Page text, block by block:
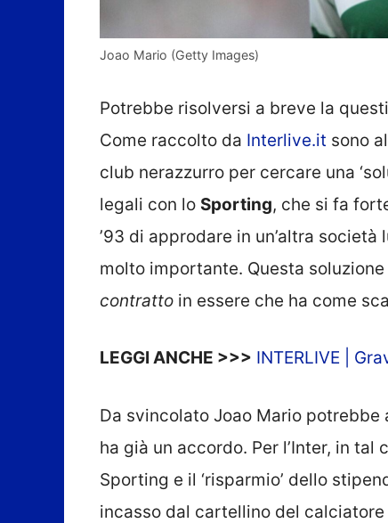
Joao Mario (Getty Images)
Potrebbe risolversi a breve la
Come raccolto da Interlive.it sono
club nerazzurro per cercare una
legali con lo Sporting, che si fa
’93 di approdare in un’altra
molto importante. Questa
contratto in essere che ha come
LEGGI ANCHE >>> INTERLIVE |
Da svincolato Joao Mario
ha già un accordo. Per l’Inter, in
Sporting e il ‘risparmio’ dello
incasso dal cartellino del